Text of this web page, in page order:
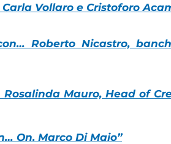
Vollaro e Cristoforo
Roberto Nicastro,
Rosalinda Mauro, Head of
On. Marco Di Maio”